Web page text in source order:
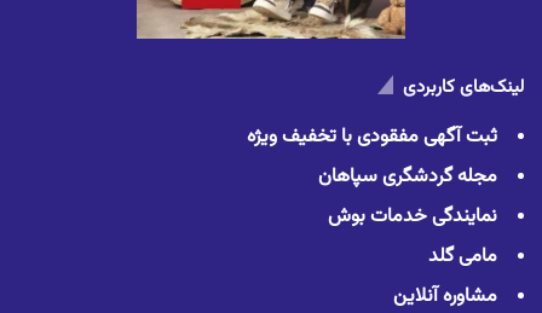
لینک‌های کاربردی
ثبت آگهی مفقودی با تخفیف ویژه
مجله گردشگری سپاهان
نمایندگی خدمات بوش
مامی گلد
مشاوره آنلاین